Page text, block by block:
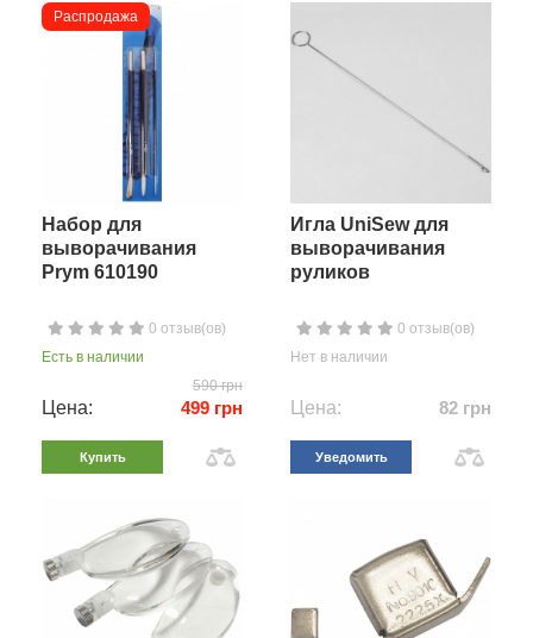
Распродажа
Набор для
выворачивания
Prym 610190
0 отзыв(ов)
Есть в наличии
590 грн
Цена: 499 грн
Купить
Игла UniSew для
выворачивания
руликов
0 отзыв(ов)
Нет в наличии
Цена: 82 грн
Уведомить